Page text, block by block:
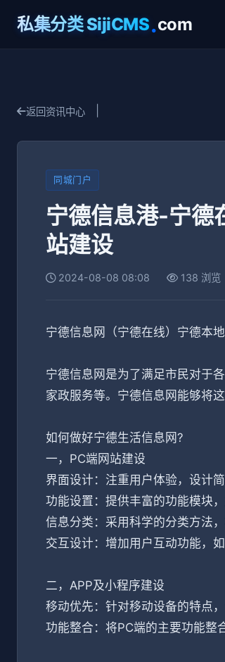
私集分类 SijiCMS.com
返回资讯中心
同城门户
宁德信息港-宁德
站建设
2024-08-08 08:08 138 浏览
宁德信息网（宁德在线）宁德本
宁德信息网是为了满足市民对于
家政服务等。宁德信息网能够将
如何做好宁德生活信息网?
一，PC端网站建设
界面设计：注重用户体验，设计
功能设置：提供丰富的功能模块
信息分类：采用科学的分类方法
交互设计：增加用户互动功能，
二，APP及小程序建设
移动优先：针对移动设备的特点
功能整合：将PC端的主要功能整